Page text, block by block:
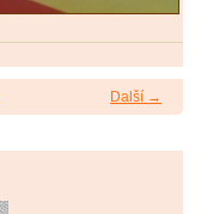
Další →